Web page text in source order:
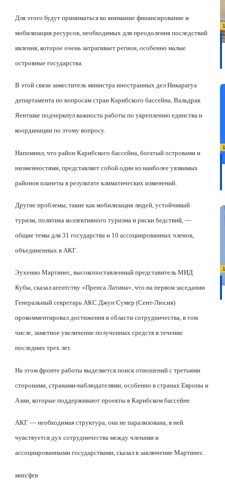
Для этого будут приниматься во внимание финансирование и
мобилизация ресурсов, необходимых для преодоления последствий
явления, которое очень затрагивает регион, особенно малые
островные государства.
В этой связи заместитель министра иностранных дел Никарагуа
департамента по вопросам стран Карибского бассейна, Вальдрак
Яентшке подчеркнул важность работы по укреплению единства и
координации по этому вопросу.
Напомнил, что район Карибского бассейна, богатый островами и
низменностями, представляет собой один из наиболее уязвимых
районов планеты в результате климатических изменений.
Другие проблемы, такие как мобилизация людей, устойчивый
туризм, политика коллективного туризма и риски бедствий, —
общие темы для 31 государства и 10 ассоциированных членов,
объединенных в АКГ.
Эухенио Мартинес, высокопоставленный представитель МИД
Кубы, сказал агентству «Пренса Латина», что на первом заседании
Генеральный секретарь АКС Джун Сумер (Сент-Люсия)
прокомментировал достижения в области сотрудничества, в том
числе, заметное увеличение полученных средств в течение
последних трех лет.
На этом фронте работы выделяется поиск отношений с третьими
сторонами, странами-наблюдателями, особенно в странах Европы и
Азии, которые поддерживают проекты в Карибском бассейне.
АКГ — необходимая структура, она не парализована, в ней
чувствуется дух сотрудничества между членами и
ассоциированными государствами, сказал в заключение Мартинес.
мнп/фгн